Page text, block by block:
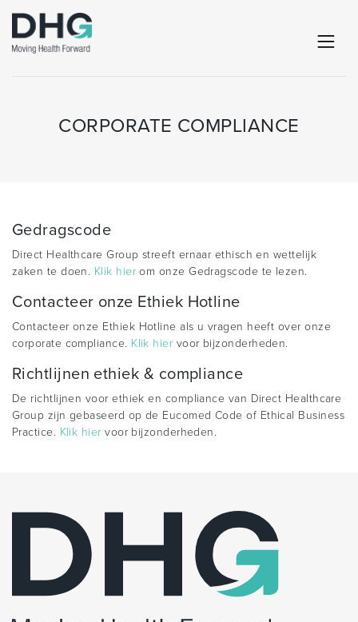
CORPORATE COMPLIANCE
Gedragscode
Direct Healthcare Group streeft ernaar ethisch en wettelijk
zaken te doen. Klik hierom onze Gedragscode te lezen.
Contacteer onze Ethiek Hotline
Contacteer onze Ethiek Hotline als u vragen heeft over onze
corporate compliance. Klik hier voor bijzonderheden.
Richtlijnen ethiek & compliance
De richtlijnen voor ethiek en compliance van Direct Healthcare
Group zijn gebaseerd op de Eucomed Code of Ethical Business
Practice. Klik hier voor bijzonderheden.